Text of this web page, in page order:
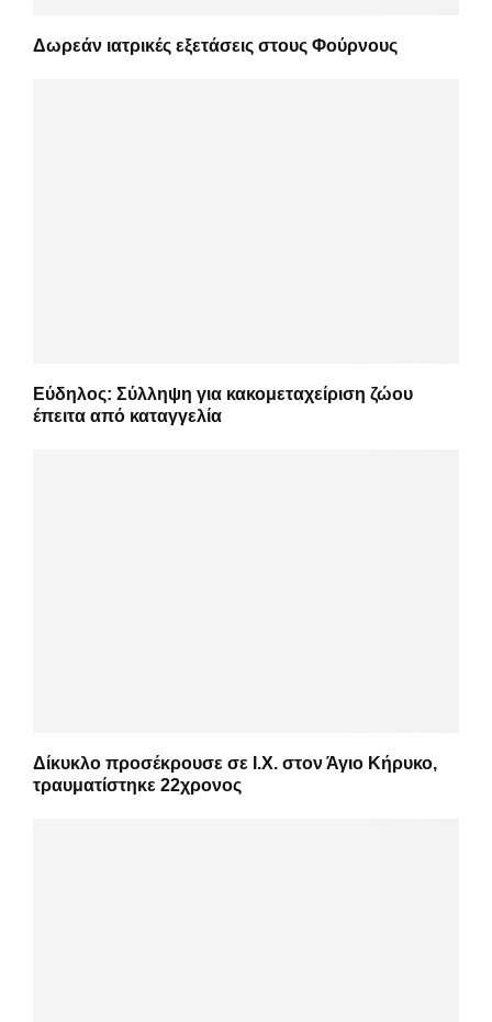
Δωρεάν ιατρικές εξετάσεις στους Φούρνους
Εύδηλος: Σύλληψη για κακομεταχείριση ζώου
έπειτα από καταγγελία
Δίκυκλο προσέκρουσε σε Ι.Χ. στον Άγιο Κήρυκο,
τραυματίστηκε 22χρονος